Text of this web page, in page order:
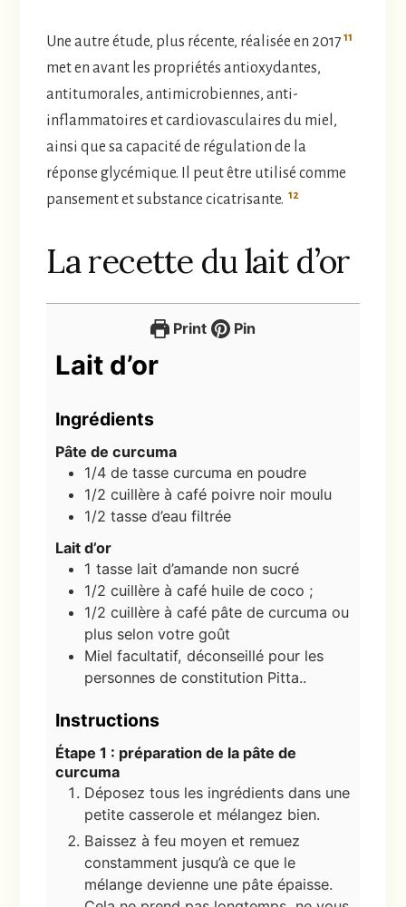
Une autre étude, plus récente, réalisée en 2017 11
met en avant les propriétés antioxydantes,
antitumorales, antimicrobiennes, anti-
inflammatoires et cardiovasculaires du miel,
ainsi que sa capacité de régulation de la
réponse glycémique. Il peut être utilisé comme
pansement et substance cicatrisante. 12
La recette du lait d’or
Print Pin
Lait d’or
Ingrédients
Pâte de curcuma
1/4 de tasse curcuma en poudre
1/2 cuillère à café poivre noir moulu
1/2 tasse d’eau filtrée
Lait d’or
1 tasse lait d’amande non sucré
1/2 cuillère à café huile de coco ;
1/2 cuillère à café pâte de curcuma ou
plus selon votre goût
Miel facultatif, déconseillé pour les
personnes de constitution Pitta..
Instructions
Étape 1 : préparation de la pâte de
curcuma
Déposez tous les ingrédients dans une
petite casserole et mélangez bien.
Baissez à feu moyen et remuez
constamment jusqu’à ce que le
mélange devienne une pâte épaisse.